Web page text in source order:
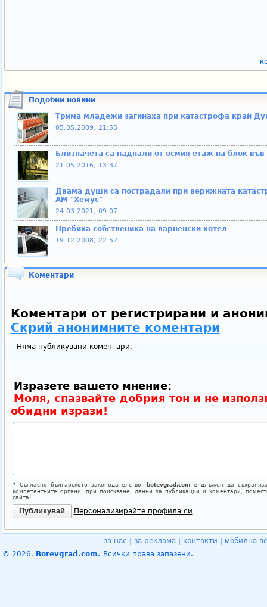
Подобни новини
Трима младежи загинаха при катастрофа край
05.05.2009, 21:55
Близначета са паднали от осмия етаж на блок във
21.05.2016, 13:37
Двама души са пострадали при верижната
АМ "Хемус"
24.03.2021, 09:07
Пребиха собственика на варненски хотел
19.12.2008, 22:52
Коментари
Коментари от регистрирани и
Скрий анонимните коментари
Няма публикувани коментари.
Изразете вашето мнение:
Моля, спазвайте добрия тон и не
обидни изрази!
*Съгласно българското законодателство, botevgrad.comе длъжен да
компетентните органи, при поискване, данни за публикации и коментари,
сайта!
Персонализирайте профила си
за нас за реклама контакти
мобилна
© 2026. Botevgrad.com. Всички права запазени.